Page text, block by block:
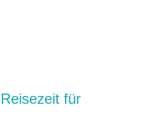
für